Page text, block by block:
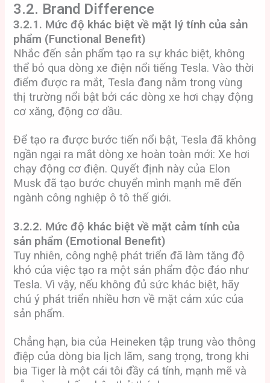
3.2. Brand Difference
3.2.1. Mức độ khác biệt về mặt lý tính của sản
phẩm (Functional Benefit)
Nhắc đến sản phẩm tạo ra sự khác biệt, không
thể bỏ qua dòng xe điện nổi tiếng Tesla. Vào thời
điểm được ra mắt, Tesla đang nằm trong vùng
thị trường nổi bật bởi các dòng xe hơi chạy động
cơ xăng, động cơ dầu.
Để tạo ra được bước tiến nổi bật, Tesla đã không
ngần ngại ra mắt dòng xe hoàn toàn mới: Xe hơi
chạy động cơ điện. Quyết định này của Elon
Musk đã tạo bước chuyển mình mạnh mẽ đến
ngành công nghiệp ô tô thế giới.
3.2.2. Mức độ khác biệt về mặt cảm tính của
sản phẩm (Emotional Benefit)
Tuy nhiên, công nghệ phát triển đã làm tăng độ
khó của việc tạo ra một sản phẩm độc đáo như
Tesla. Vì vậy, nếu không đủ sức khác biệt, hãy
chú ý phát triển nhiều hơn về mặt cảm xúc của
sản phẩm.
Chẳng hạn, bia của Heineken tập trung vào thông
điệp của dòng bia lịch lãm, sang trọng, trong khi
bia Tiger là một cái tôi đầy cá tính, mạnh mẽ và